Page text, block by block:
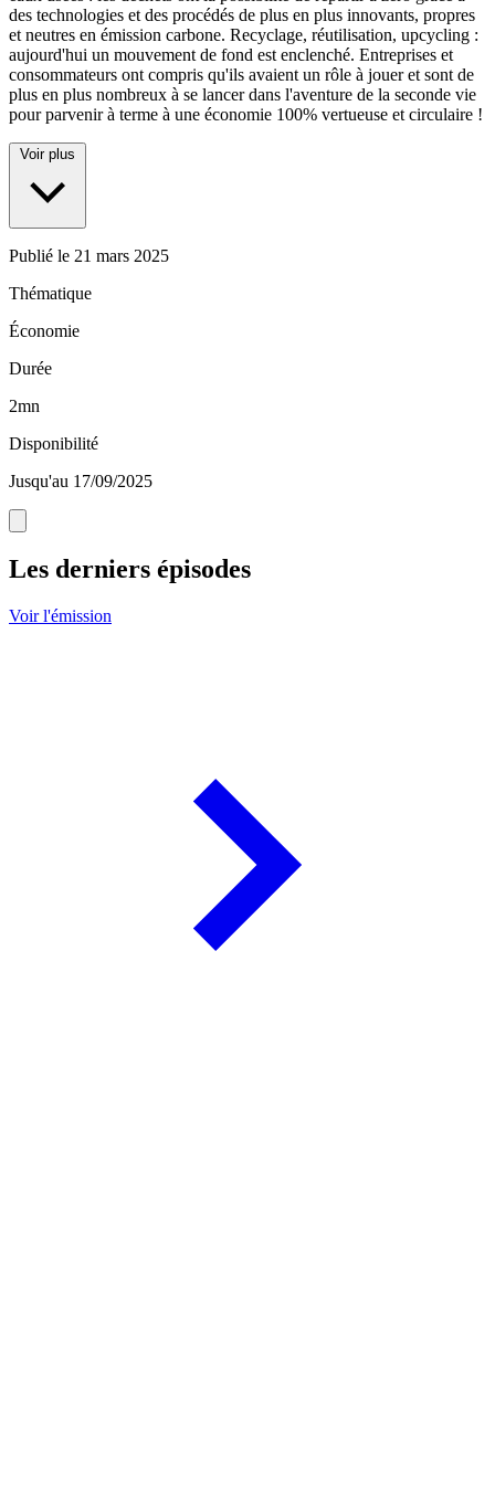
des technologies et des procédés de plus en plus innovants, propres
et neutres en émission carbone. Recyclage, réutilisation, upcycling :
aujourd'hui un mouvement de fond est enclenché. Entreprises et
consommateurs ont compris qu'ils avaient un rôle à jouer et sont de
plus en plus nombreux à se lancer dans l'aventure de la seconde vie
pour parvenir à terme à une économie 100% vertueuse et circulaire !
Voir plus
Publié le 21 mars 2025
Thématique
Économie
Durée
2mn
Disponibilité
Jusqu'au 17/09/2025
Les derniers épisodes
Voir l'émission